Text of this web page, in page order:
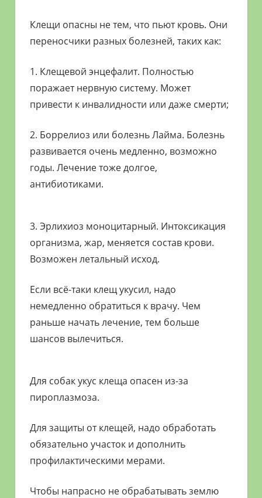
Клещи опасны не тем, что пьют кровь. Они
переносчики разных болезней, таких как:
1. Клещевой энцефалит. Полностью
поражает нервную систему. Может
привести к инвалидности или даже смерти;
2. Боррелиоз или болезнь Лайма. Болезнь
развивается очень медленно, возможно
годы. Лечение тоже долгое,
антибиотиками.
3. Эрлихиоз моноцитарный. Интоксикация
организма, жар, меняется состав крови.
Возможен летальный исход.
Если всё-таки клещ укусил, надо
немедленно обратиться к врачу. Чем
раньше начать лечение, тем больше
шансов вылечиться.
Для собак укус клеща опасен из-за
пироплазмоза.
Для защиты от клещей, надо обработать
обязательно участок и дополнить
профилактическими мерами.
Чтобы напрасно не обрабатывать землю